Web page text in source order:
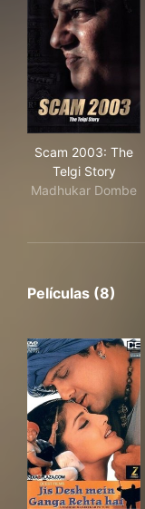
Scam 2003: The
Telgi Story
Madhukar Dombe
Películas (8)